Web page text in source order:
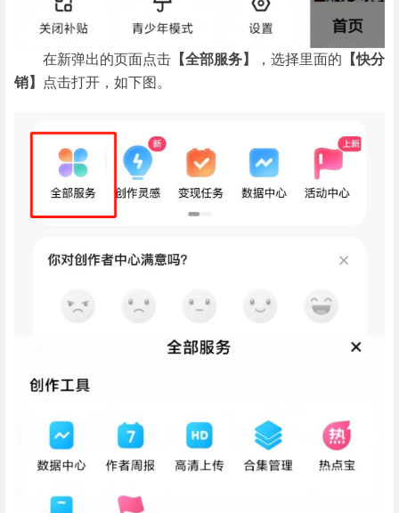
在新弹出的页面点击 【全部服务】 ，选择里面的 【快分
销】
点击打开，如下图。